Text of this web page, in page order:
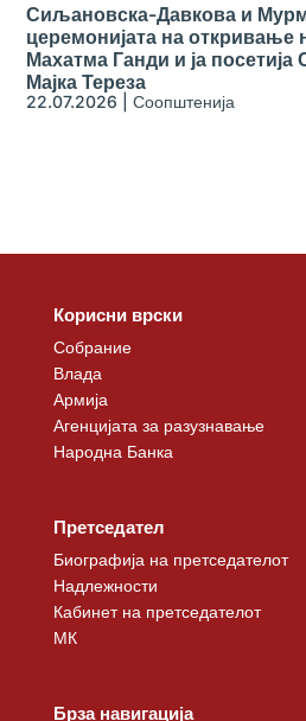
Сиљановска-Давкова и
церемонијата на откривање
Махатма Ганди и ја
Мајка Тереза
22.07.2026 |Соопштенија
Корисни врски
Собрание
Влада
Армија
Агенцијата за разузнавање
Народна Банка
Претседател
Биографија на претседателот
Надлежности
Кабинет на претседателот
МК
Брза навигација